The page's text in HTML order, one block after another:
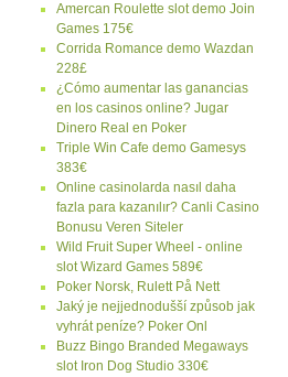
Amercan Roulette slot demo Join
Games 175€
Corrida Romance demo Wazdan
228£
¿Cómo aumentar las ganancias
en los casinos online? Jugar
Dinero Real en Poker
Triple Win Cafe demo Gamesys
383€
Online casinolarda nasıl daha
fazla para kazanılır? Canli Casino
Bonusu Veren Siteler
Wild Fruit Super Wheel - online
slot Wizard Games 589€
Poker Norsk, Rulett På Nett
Jaký je nejjednodušší způsob jak
vyhrát peníze? Poker Onl
Buzz Bingo Branded Megaways
slot Iron Dog Studio 330€